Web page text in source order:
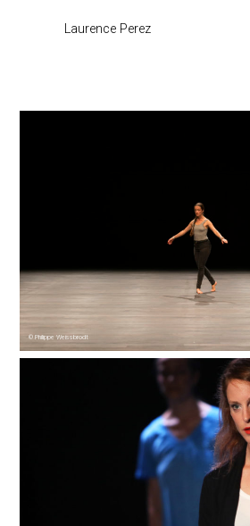
Laurence Perez
© Philippe Weissbrodt